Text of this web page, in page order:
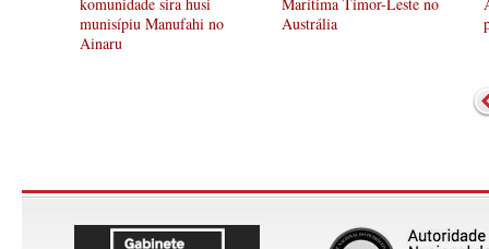
munisípiu Manufahi no
Ainaru
Austrália